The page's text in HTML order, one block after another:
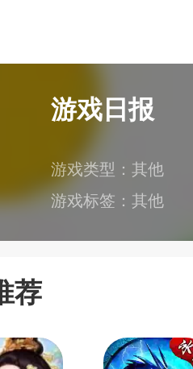
游戏日报
游戏类型： 其他
游戏标签： 其他
荐